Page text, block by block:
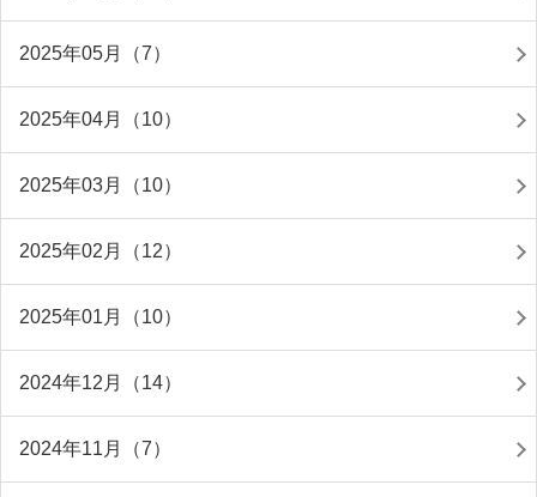
2025年05月（7）
2025年04月（10）
2025年03月（10）
2025年02月（12）
2025年01月（10）
2024年12月（14）
2024年11月（7）